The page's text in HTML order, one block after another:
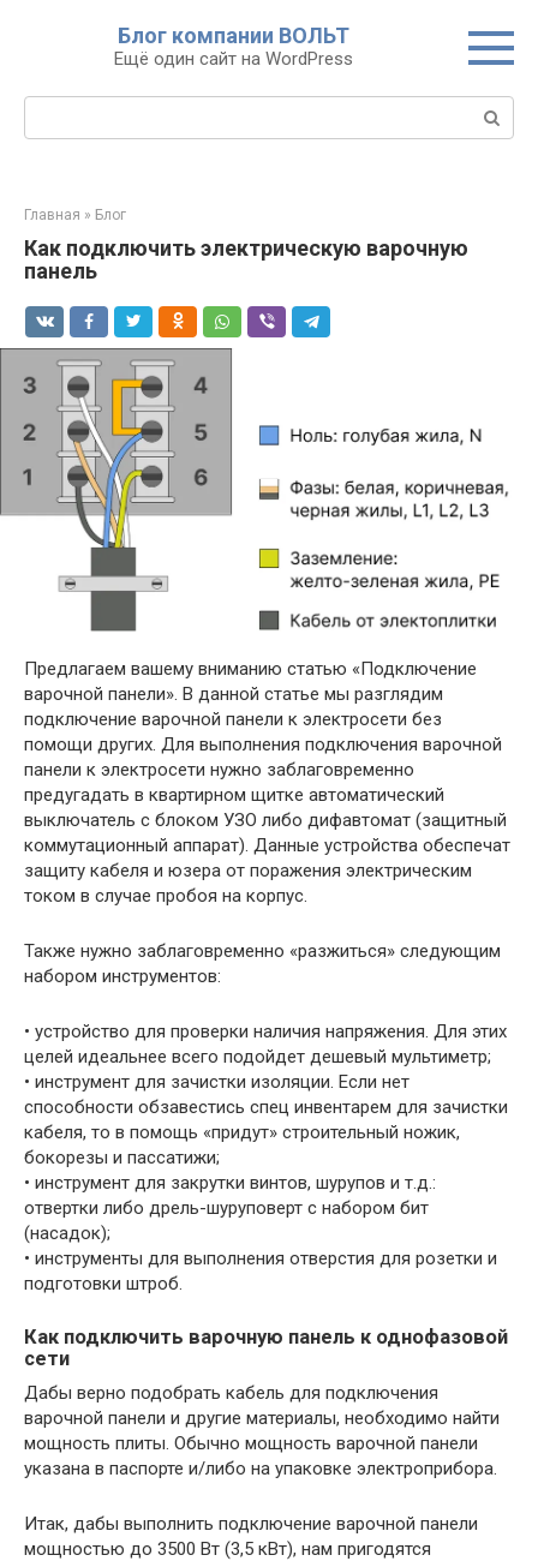
Блог компании ВОЛЬТ
Ещё один сайт на WordPress
Поиск:
Главная » Блог
Как подключить электрическую варочную
панель
Предлагаем вашему вниманию статью «Подключение
варочной панели». В данной статье мы разглядим
подключение варочной панели к электросети без
помощи других. Для выполнения подключения варочной
панели к электросети нужно заблаговременно
предугадать в квартирном щитке автоматический
выключатель с блоком УЗО либо дифавтомат (защитный
коммутационный аппарат). Данные устройства обеспечат
защиту кабеля и юзера от поражения электрическим
током в случае пробоя на корпус.
Также нужно заблаговременно «разжиться» следующим
набором инструментов:
• устройство для проверки наличия напряжения. Для этих
целей идеальнее всего подойдет дешевый мультиметр;
• инструмент для зачистки изоляции. Если нет
способности обзавестись спец инвентарем для зачистки
кабеля, то в помощь «придут» строительный ножик,
бокорезы и пассатижи;
• инструмент для закрутки винтов, шурупов и т.д.:
отвертки либо дрель-шуруповерт с набором бит
(насадок);
• инструменты для выполнения отверстия для розетки и
подготовки штроб.
Как подключить варочную панель к однофазовой
сети
Дабы верно подобрать кабель для подключения
варочной панели и другие материалы, необходимо найти
мощность плиты. Обычно мощность варочной панели
указана в паспорте и/либо на упаковке электроприбора.
Итак, дабы выполнить подключение варочной панели
мощностью до 3500 Вт (3,5 кВт), нам пригодятся